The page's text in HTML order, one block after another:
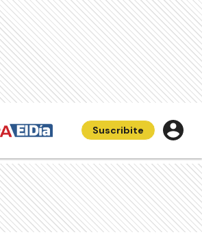
Suscribite